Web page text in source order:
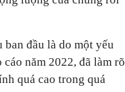
đầu là do một yếu
năm 2022, đã làm rõ
quá cao trong quá